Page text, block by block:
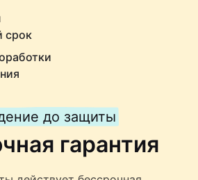
срок
до защиты
гарантия